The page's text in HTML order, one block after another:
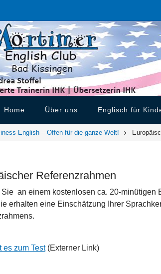
Home Über uns Englisch für
English – Offen für die ganze Welt!
Referenzrahmen
Sie an einem kostenlosen ca. 20-minütigen
erhalten eine Einschätzung Ihrer
es zum Test(Externer Link)